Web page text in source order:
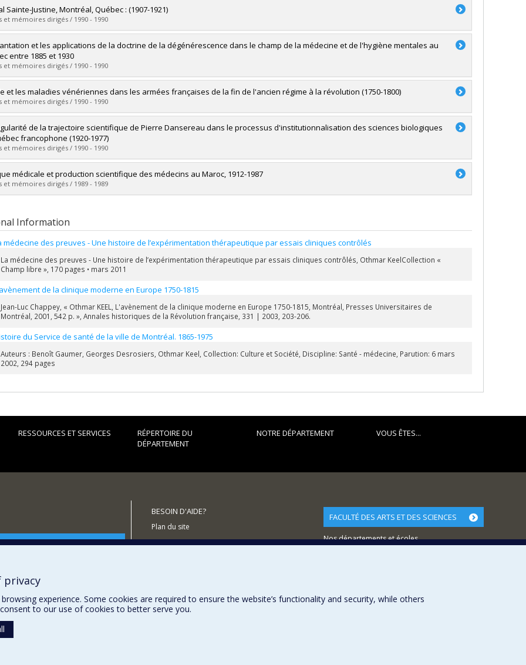
:Brodeur, Louise
Master's
:M.A.
le document dans Papyrus
Sainte-Justine, Montréal, Québec : (1907-1921)
et mémoires dirigés / 1990 - 1990
:Desjardins, Rita
Master's
:M.A.
le document dans Papyrus
et les applications de la doctrine de la dégénérescence dans le champ de la médecine et de l'hygiène mentales au
entre 1885 et 1930
et mémoires dirigés / 1990 - 1990
:Grenier, Guy
Master's
:M.A.
le document dans Papyrus
et les maladies vénériennes dans les armées françaises de la fin de l'ancien régime à la révolution (1750-1800)
et mémoires dirigés / 1990 - 1990
:Hudon, Philippe
Master's
:M.A.
le document dans Papyrus
de la trajectoire scientifique de Pierre Dansereau dans le processus d'institutionnalisation des sciences biologiques
francophone (1920-1977)
et mémoires dirigés / 1990 - 1990
:Bourgeois, Isabelle
Master's
:M.A.
médicale et production scientifique des médecins au Maroc, 1912-1987
et mémoires dirigés / 1989 - 1989
Doctoral
:Ph. D.
le document dans Papyrus
Information
médecine des preuves - Une histoire de l’expérimentation thérapeutique par essais cliniques contrôlés
La médecine des preuves - Une histoire de l’expérimentation thérapeutique par essais cliniques contrôlés, Othmar KeelCollection «
Champ libre », 170 pages • mars 2011
de la clinique moderne en Europe 1750-1815
Jean-Luc Chappey, « Othmar KEEL, L'avènement de la clinique moderne en Europe 1750-1815, Montréal, Presses Universitaires de
Montréal, 2001, 542 p. », Annales historiques de la Révolution française, 331 | 2003, 203-206.
du Service de santé de la ville de Montréal. 1865-1975
Auteurs : Benoît Gaumer, Georges Desrosiers, Othmar Keel, Collection: Culture et Société, Discipline: Santé - médecine, Parution: 6 mars
2002, 294 pages
RESSOURCES ET SERVICES
RÉPERTOIRE DU
DÉPARTEMENT
NOTRE DÉPARTEMENT VOUS ÊTES...
le Département?
BESOIN D'AIDE?
Plan du site
Signaler une erreur
FACULTÉ DES ARTS ET DES SCIENCES
Nos départements et écoles
privacy
experience. Some cookies are required to ensure the website’s functionality and security, while others
to our use of cookies to better serve you.